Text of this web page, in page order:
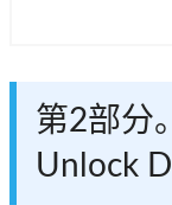
第2部分
Unlock